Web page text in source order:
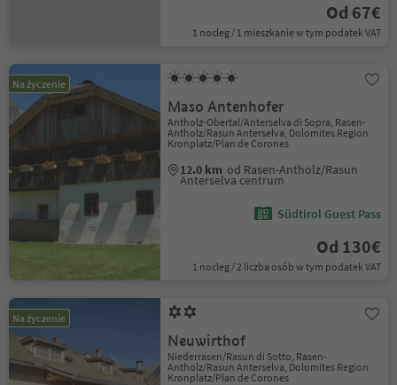
Od 67€
1 nocleg / 1 mieszkanie w tym podatek VAT
Na życzenie
Maso Antenhofer
Antholz-Obertal/Anterselva di Sopra, Rasen-
Antholz/Rasun Anterselva, Dolomites Region
Kronplatz/Plan de Corones
12.0 km od Rasen-Antholz/Rasun
Anterselva centrum
Südtirol Guest Pass
Od 130€
1 nocleg / 2 liczba osób w tym podatek VAT
Na życzenie
Neuwirthof
Niederrasen/Rasun di Sotto, Rasen-
Antholz/Rasun Anterselva, Dolomites Region
Kronplatz/Plan de Corones